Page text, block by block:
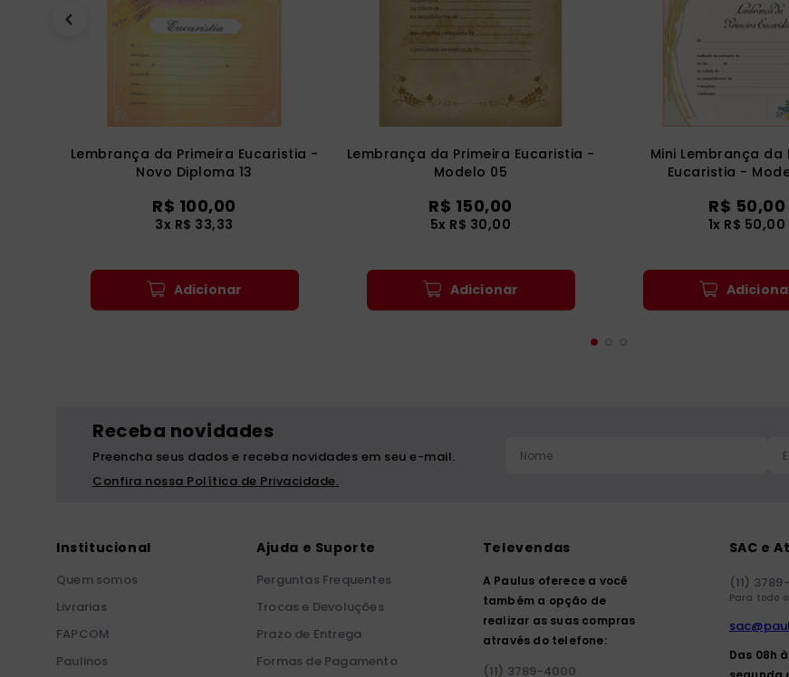
Lembrança da Primeira Eucaristia -
Novo Diploma 13
R$ 100,00
3x R$ 33,33
Adicionar
Lembrança da Primeira Eucaristia -
Modelo 05
R$ 150,00
5x R$ 30,00
Adicionar
Mini Lembrança da
Eucaristia -
R$ 50,00
1x R$ 50,00
Receba novidades
Preencha seus dados e receba novidades em seu e-mail.
Confira nossa Política de Privacidade.
Institucional
Quem somos
Livrarias
FAPCOM
Paulinos
Ajuda e Suporte
Perguntas Frequentes
Trocas e Devoluções
Prazo de Entrega
Formas de Pagamento
Televendas
A Paulus oferece a você
também a opção de
realizar as suas compras
através do telefone:
(11) 3789-4000
SAC e
(11)
Para todo
Das 08h